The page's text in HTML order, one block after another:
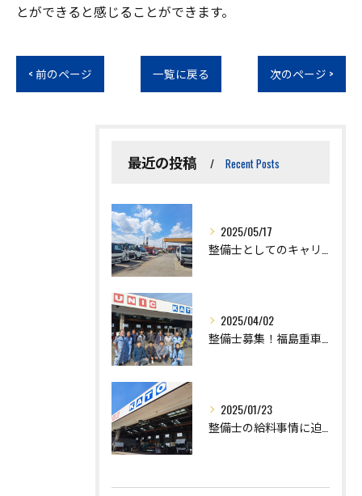
とができると感じることができます。
< 前のページ 一覧に戻る 次のページ >
最近の投稿 Recent Posts
2025/05/17
2025/04/02
2025/01/23